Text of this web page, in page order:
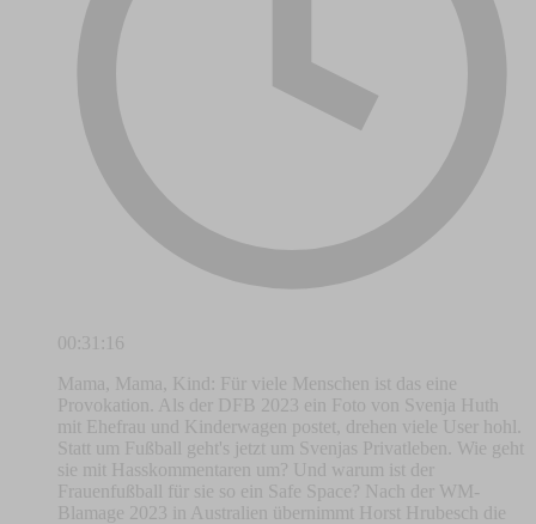
00:31:16
Mama, Mama, Kind: Für viele Menschen ist das eine
Provokation. Als der DFB 2023 ein Foto von Svenja Huth
mit Ehefrau und Kinderwagen postet, drehen viele User hohl.
Statt um Fußball geht's jetzt um Svenjas Privatleben. Wie geht
sie mit Hasskommentaren um? Und warum ist der
Frauenfußball für sie so ein Safe Space? Nach der WM-
Blamage 2023 in Australien übernimmt Horst Hrubesch die